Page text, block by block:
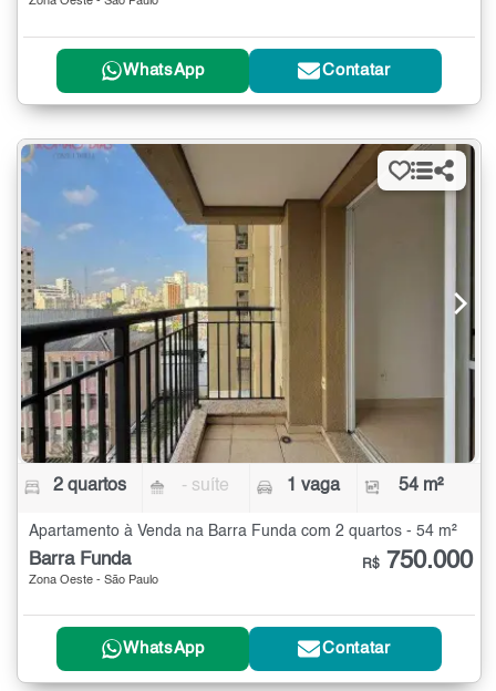
WhatsApp Contatar
2 quartos - suíte 1 vaga 54 m²
Apartamento à Venda na Barra Funda com 2 quartos - 54 m²
Barra Funda
Zona Oeste - São Paulo
R$ 750.000
WhatsApp Contatar